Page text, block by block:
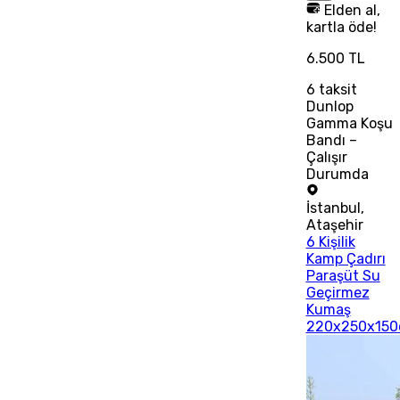
Elden al,
kartla öde!
6.500 TL
6 taksit
Dunlop
Gamma Koşu
Bandı –
Çalışır
Durumda
İstanbul,
Ataşehir
6 Kişilik
Kamp Çadırı
Paraşüt Su
Geçirmez
Kumaş